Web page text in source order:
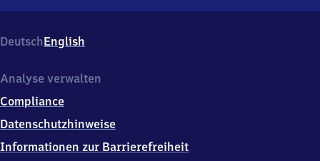
2,
5
4
4
Soest
DeutschEnglish
Analyse verwalten
Compliance
Datenschutzhinweise
Informationen zur Barrierefreiheit